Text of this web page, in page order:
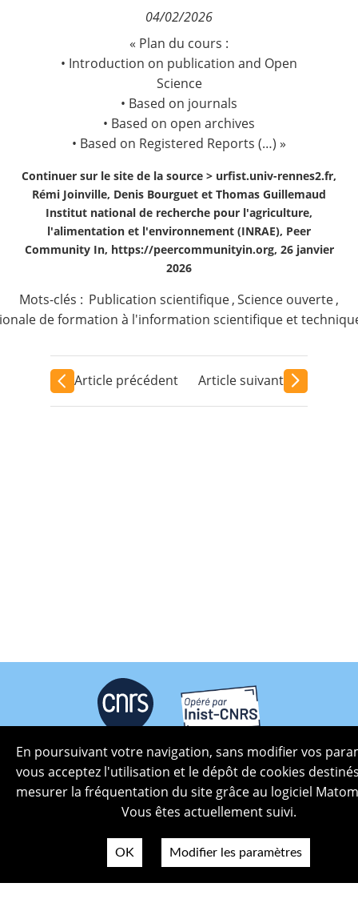
04/02/2026
« Plan du cours :
• Introduction on publication and Open
Science
• Based on journals
• Based on open archives
• Based on Registered Reports (…) »
Continuer sur le site de la source > urfist.univ-rennes2.fr,
Rémi Joinville, Denis Bourguet et Thomas Guillemaud
Institut national de recherche pour l'agriculture,
l'alimentation et l'environnement (INRAE), Peer
Community In, https://peercommunityin.org, 26 janvier
2026
Mots-clés : Publication scientifique,Science ouverte,
de formation à l'information scientifique et technique
Article précédent Article suivant
Plan du site
Politique de confidentialité
Mentions légales
Crédits photos
Accessibilité
En poursuivant votre navigation, sans modifier vos
vous acceptez l'utilisation et le dépôt de cookies
mesurer la fréquentation du site grâce au logiciel
Vous êtes actuellement suivi.
OK Modifier les paramètres